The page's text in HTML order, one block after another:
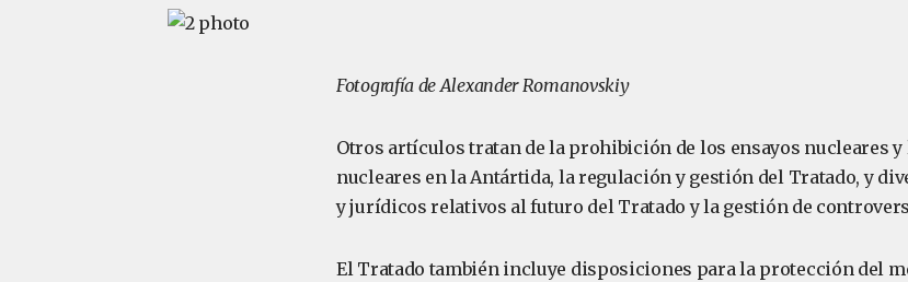
Fotografía de Alexander Romanovskiy
Otros artículos tratan de la prohibición de los ensayos nucleares
nucleares en la Antártida, la regulación y gestión del Tratado, y
y jurídicos relativos al futuro del Tratado y la gestión de
El Tratado también incluye disposiciones para la protección del